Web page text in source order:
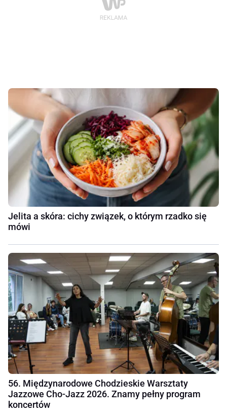
Jelita a skóra: cichy związek, o którym rzadko się
mówi
56. Międzynarodowe Chodzieskie Warsztaty
Jazzowe Cho-Jazz 2026. Znamy pełny program
koncertów